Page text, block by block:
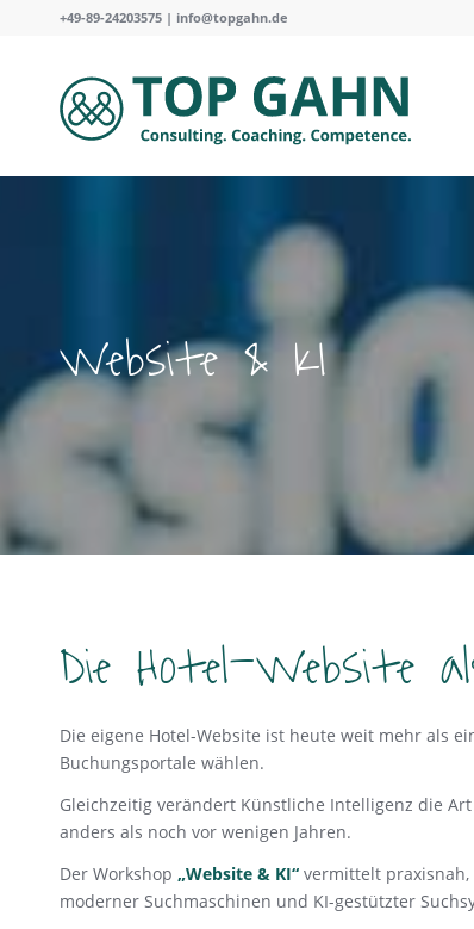
+49-89-24203575 | info@topgahn.de
Website&KI
Die Hotel-
Die eigene Hotel-Website ist heute weit mehr als
Buchungsportale wählen.
Gleichzeitig verändert Künstliche Intelligenz die
anders als noch vor wenigen Jahren.
Der Workshop „Website & KI“ vermittelt
moderner Suchmaschinen und KI-gestützter